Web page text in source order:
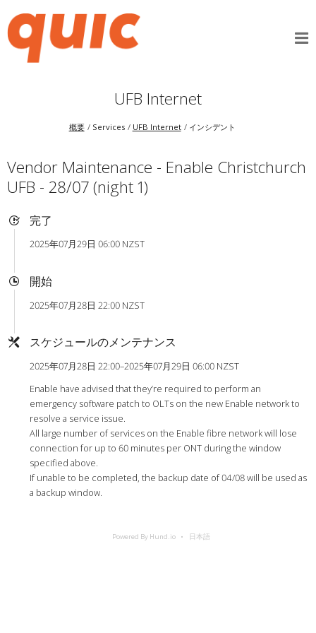
UFB Internet
概要 Services UFB Internet インシデント
Vendor Maintenance - Enable Christchurch
UFB - 28/07 (night 1)
完了
2025年07月29日 06:00 NZST
開始
2025年07月28日 22:00 NZST
スケジュールのメンテナンス
2025年07月28日 22:00–2025年07月29日 06:00 NZST
Enable have advised that they’re required to perform an
emergency software patch to OLTs on the new Enable network to
resolve a service issue.
All large number of services on the Enable fibre network will lose
connection for up to 60 minutes per ONT during the window
specified above.
If unable to be completed, the backup date of 04/08 will be used as
a backup window.
Powered By Hund.io 日本語